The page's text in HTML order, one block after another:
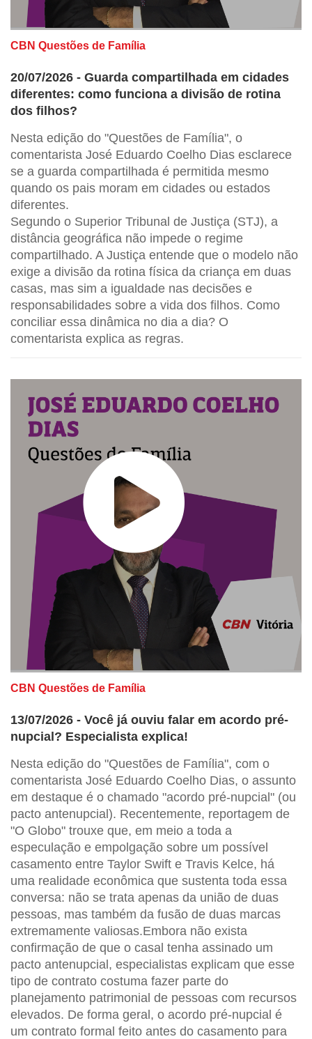
CBN Questões de Família
20/07/2026 - Guarda compartilhada em cidades
diferentes: como funciona a divisão de rotina
dos filhos?
Nesta edição do "Questões de Família", o
comentarista José Eduardo Coelho Dias esclarece
se a guarda compartilhada é permitida mesmo
quando os pais moram em cidades ou estados
diferentes.
Segundo o Superior Tribunal de Justiça (STJ), a
distância geográfica não impede o regime
compartilhado. A Justiça entende que o modelo não
exige a divisão da rotina física da criança em duas
casas, mas sim a igualdade nas decisões e
responsabilidades sobre a vida dos filhos. Como
conciliar essa dinâmica no dia a dia? O
comentarista explica as regras.
CBN Questões de Família
13/07/2026 - Você já ouviu falar em acordo pré-
nupcial? Especialista explica!
Nesta edição do "Questões de Família", com o
comentarista José Eduardo Coelho Dias, o assunto
em destaque é o chamado "acordo pré-nupcial" (ou
pacto antenupcial). Recentemente, reportagem de
"O Globo" trouxe que, em meio a toda a
especulação e empolgação sobre um possível
casamento entre Taylor Swift e Travis Kelce, há
uma realidade econômica que sustenta toda essa
conversa: não se trata apenas da união de duas
pessoas, mas também da fusão de duas marcas
extremamente valiosas.Embora não exista
confirmação de que o casal tenha assinado um
pacto antenupcial, especialistas explicam que esse
tipo de contrato costuma fazer parte do
planejamento patrimonial de pessoas com recursos
elevados. De forma geral, o acordo pré-nupcial é
um contrato formal feito antes do casamento para